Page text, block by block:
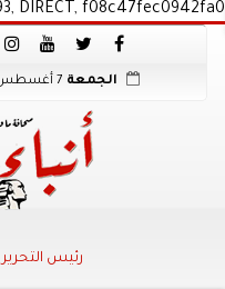
DIRECT, f08c47fec0942fa0
الجمعة
رئيس التحرير